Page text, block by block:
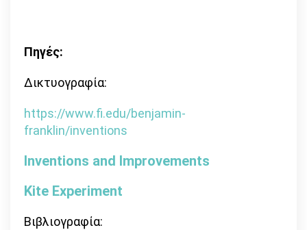
Πηγές:
Δικτυογραφία:
https://www.fi.edu/benjamin-
franklin/inventions
Inventions and Improvements
Kite Experiment
Βιβλιογραφία: